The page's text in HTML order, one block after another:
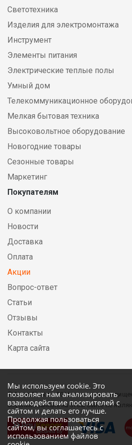
Мы используем cookie. Это
позволяет нам анализировать
взаимодействие посетителей с
сайтом и делать его лучше.
Продолжая пользоваться
сайтом, вы соглашаетесь с
использованием файлов
Светотехника
Изделия для электромонтажа
Инструмент
Элементы питания
Электрические теплые полы
Умный дом
Телекоммуникационное
Мелкая бытовая техника
Высоковольтное оборудование
Новогодние товары
Сезонные товары
Маркетинг
Покупателям
О компании
Новости
Доставка
Оплата
Акции
Вопрос-ответ
Статьи
Отзывы
Контакты
Карта сайта
© DirectElectric, 2026, все права
опубликованные на этом сайте не